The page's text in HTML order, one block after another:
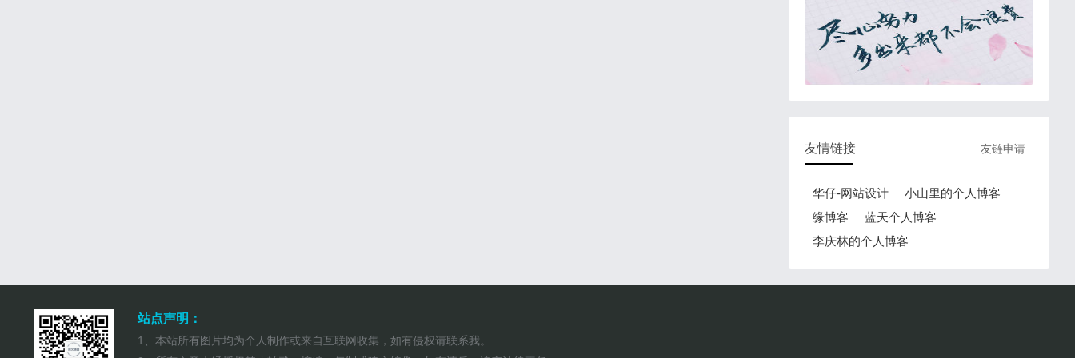
友链申请
友情链接
华仔-网站设计
小山里的个人博客
缘博客
蓝天个人博客
李庆林的个人博客
站点声明：
1、本站所有图片均为个人制作或来自互联网收集，如有侵权请联系我。